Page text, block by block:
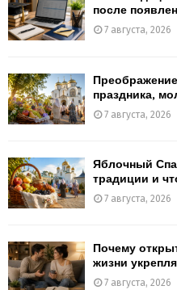
после
7 августа, 2026
праздника,
7 августа, 2026
Яблочный
традиции и
7 августа, 2026
Почему
жизни
7 августа, 2026